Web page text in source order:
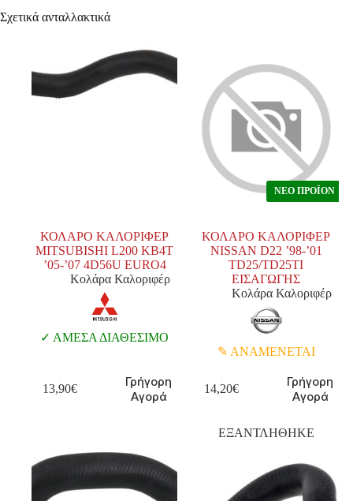
Σχετικά ανταλλακτικά
ΚΟΛΑΡΟ ΚΑΛΟΡΙΦΕΡ
MITSUBISHI L200 KB4T
’05-’07 4D56U EURO4
Κολάρα Καλοριφέρ
ΑΜΕΣΑ ΔΙΑΘΕΣΙΜΟ
13,90€
Γρήγορη
Αγορά
ΝΕΟ ΠΡΟΪΟΝ
ΚΟΛΑΡΟ ΚΑΛΟΡΙΦΕΡ
NISSAN D22 ’98-’01
TD25/TD25TI
ΕΙΣΑΓΩΓΗΣ
Κολάρα Καλοριφέρ
ΑΝΑΜΕΝΕΤΑΙ
14,20€
Γρήγορη
Αγορά
ΕΞΑΝΤΛΗΘΗΚΕ